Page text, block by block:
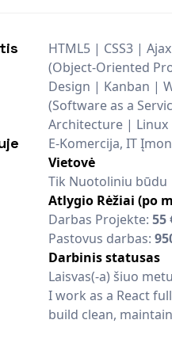
HTML5 | CSS3 |
(Object-Oriented
Design | Kanban |
(Software as a
Architecture |
E-Komercija, IT
Vietovė
Tik Nuotoliniu būdu
Atlygio Rėžiai (po
Darbas Projekte: 55
Pastovus darbas:
Darbinis statusas
Laisvas(-a) šiuo metu
I work as a React
build clean,